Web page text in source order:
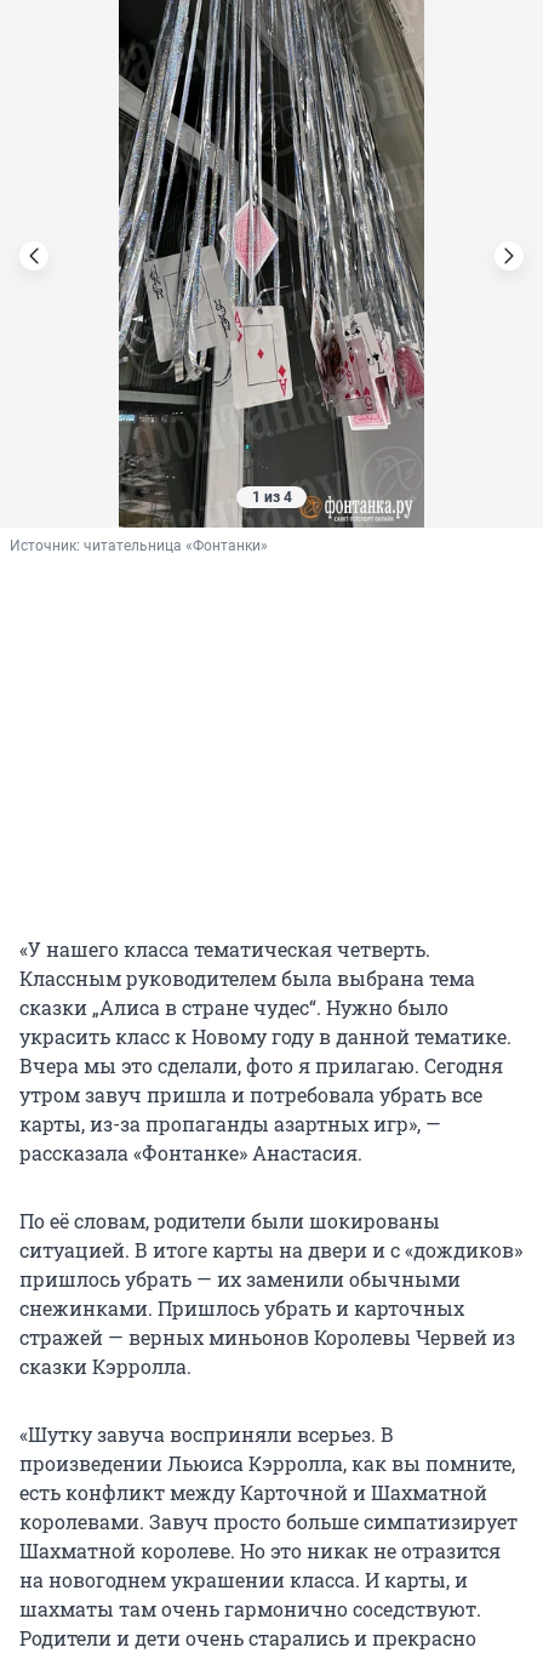
1 из 4
Источник: читательница «Фонтанки»
«У нашего класса тематическая четверть.
Классным руководителем была выбрана тема
сказки „Алиса в стране чудес“. Нужно было
украсить класс к Новому году в данной тематике.
Вчера мы это сделали, фото я прилагаю. Сегодня
утром завуч пришла и потребовала убрать все
карты, из-за пропаганды азартных игр», —
рассказала «Фонтанке» Анастасия.
По её словам, родители были шокированы
ситуацией. В итоге карты на двери и с «дождиков»
пришлось убрать — их заменили обычными
снежинками. Пришлось убрать и карточных
стражей — верных миньонов Королевы Червей из
сказки Кэрролла.
«Шутку завуча восприняли всерьез. В
произведении Льюиса Кэрролла, как вы помните,
есть конфликт между Карточной и Шахматной
королевами. Завуч просто больше симпатизирует
Шахматной королеве. Но это никак не отразится
на новогоднем украшении класса. И карты, и
шахматы там очень гармонично соседствуют.
Родители и дети очень старались и прекрасно